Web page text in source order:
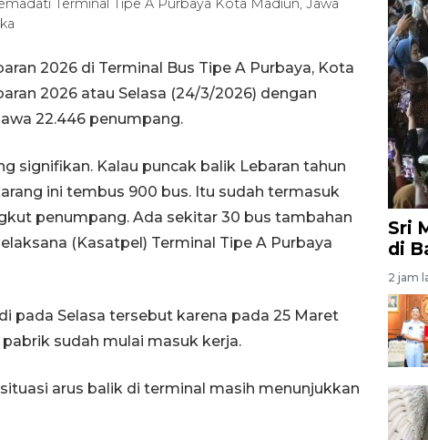
Terminal Tipe A Purbaya Kota Madiun, Jawa
2026 di Terminal Bus Tipe A Purbaya, Kota
2026 atau Selasa (24/3/2026) dengan
22.446 penumpang.
signifikan. Kalau puncak balik Lebaran tahun
ini tembus 900 bus. Itu sudah termasuk
penumpang. Ada sekitar 30 bus tambahan
(Kasatpel) Terminal Tipe A Purbaya
pada Selasa tersebut karena pada 25 Maret
sudah mulai masuk kerja.
arus balik di terminal masih menunjukkan
Sri
di
2 jam